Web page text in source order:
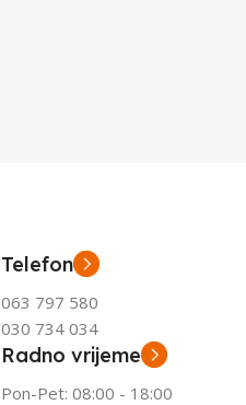
Telefon
063 797 580
030 734 034
Radno vrijeme
Pon-Pet: 08:00 - 18:00